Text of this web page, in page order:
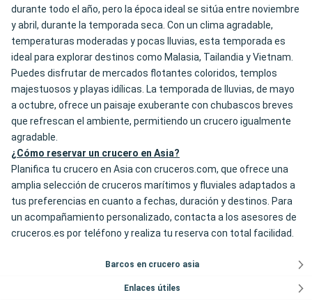
durante todo el año, pero la época ideal se sitúa entre noviembre
y abril, durante la temporada seca. Con un clima agradable,
temperaturas moderadas y pocas lluvias, esta temporada es
ideal para explorar destinos como Malasia, Tailandia y Vietnam.
Puedes disfrutar de mercados flotantes coloridos, templos
majestuosos y playas idílicas. La temporada de lluvias, de mayo
a octubre, ofrece un paisaje exuberante con chubascos breves
que refrescan el ambiente, permitiendo un crucero igualmente
agradable.
¿Cómo reservar un crucero en Asia?
Planifica tu crucero en Asia con cruceros.com, que ofrece una
amplia selección de cruceros marítimos y fluviales adaptados a
tus preferencias en cuanto a fechas, duración y destinos. Para
un acompañamiento personalizado, contacta a los asesores de
cruceros.es por teléfono y realiza tu reserva con total facilidad.
Barcos en crucero asia
Enlaces útiles